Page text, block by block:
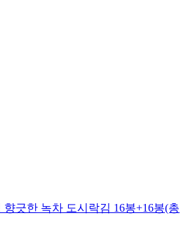
긋한 녹차 도시락김 16봉+16봉(총